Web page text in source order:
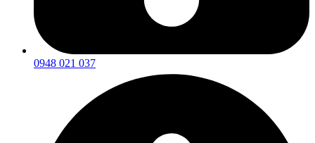
0948 021 037